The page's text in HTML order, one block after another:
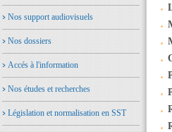
Nos support audiovisuels
Nos dossiers
Accés à l'information
Nos études et recherches
Législation et normalisation en SST